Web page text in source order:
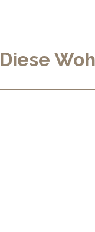
Diese